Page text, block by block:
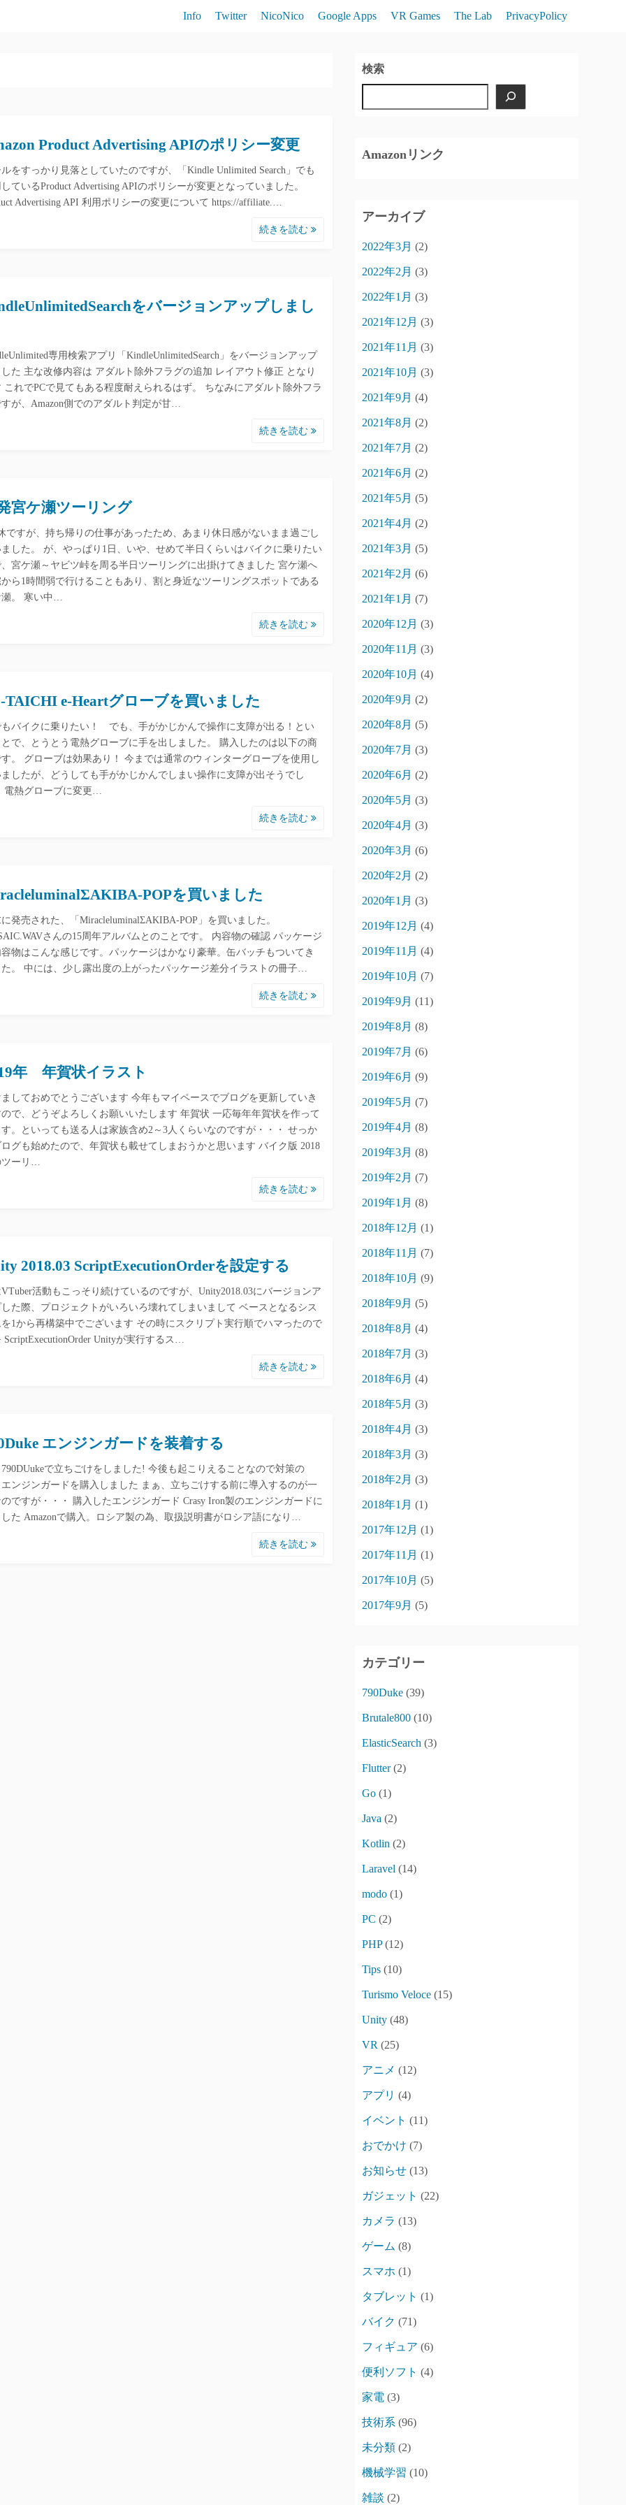
Info Twitter NicoNico Google Apps VR Games The Lab PrivacyPolicy
Product Advertising APIのポリシー変更
をすっかり見落としていたのですが、「Kindle Unlimited Search」でも
ているProduct Advertising APIのポリシーが変更となっていました。
Advertising API 利用ポリシーの変更について https://affiliate.…
続きを読む
をバージョンアップしまし
専用検索アプリ「KindleUnlimitedSearch」をバージョンアップ
た 主な改修内容は アダルト除外フラグの追加 レイアウト修正 となり
これでPCで見てもある程度耐えられるはず。 ちなみにアダルト除外フラ
が、Amazon側でのアダルト判定が甘…
続きを読む
宮ケ瀬ツーリング
ですが、持ち帰りの仕事があったため、あまり休日感がないまま過ごし
した。 が、やっぱり1日、いや、せめて半日くらいはバイクに乗りたい
宮ケ瀬～ヤビツ峠を周る半日ツーリングに出掛けてきました 宮ケ瀬へ
ら1時間弱で行けることもあり、割と身近なツーリングスポットである
瀬。 寒い中…
続きを読む
TAICHI e-Heartグローブを買いました
もバイクに乗りたい！ でも、手がかじかんで操作に支障が出る！とい
で、とうとう電熱グローブに手を出しました。 購入したのは以下の商
。 グローブは効果あり！ 今までは通常のウィンターグローブを使用し
したが、どうしても手がかじかんでしまい操作に支障が出そうでし
電熱グローブに変更…
続きを読む
POPを買いました
発売された、「MiracleluminalΣAKIBA-POP」を買いました。
さんの15周年アルバムとのことです。 内容物の確認 パッケージ
物はこんな感じです。パッケージはかなり豪華。缶バッチもついてき
。 中には、少し露出度の上がったパッケージ差分イラストの冊子…
続きを読む
年 年賀状イラスト
しておめでとうございます 今年もマイペースでブログを更新していき
で、どうぞよろしくお願いいたします 年賀状 一応毎年年賀状を作って
。といっても送る人は家族含め2～3人くらいなのですが・・・ せっか
グも始めたので、年賀状も載せてしまおうかと思います バイク版 2018
ツーリ…
続きを読む
2018.03 ScriptExecutionOrderを設定する
活動もこっそり続けているのですが、Unity2018.03にバージョンア
た際、プロジェクトがいろいろ壊れてしまいまして ベースとなるシス
1から再構築中でございます その時にスクリプト実行順でハマったので
ScriptExecutionOrder Unityが実行するス…
続きを読む
エンジンガードを装着する
で立ちごけをしました! 今後も起こりえることなので対策の
ンジンガードを購入しました まぁ、立ちごけする前に導入するのが一
ですが・・・ 購入したエンジンガード Crasy Iron製のエンジンガードに
た Amazonで購入。ロシア製の為、取扱説明書がロシア語になり…
続きを読む
検索
Amazonリンク
アーカイブ
2022年3月 (2)
2022年2月 (3)
2022年1月 (3)
2021年12月 (3)
2021年11月 (3)
2021年10月 (3)
2021年9月 (4)
2021年8月 (2)
2021年7月 (2)
2021年6月 (2)
2021年5月 (5)
2021年4月 (2)
2021年3月 (5)
2021年2月 (6)
2021年1月 (7)
2020年12月 (3)
2020年11月 (3)
2020年10月 (4)
2020年9月 (2)
2020年8月 (5)
2020年7月 (3)
2020年6月 (2)
2020年5月 (3)
2020年4月 (3)
2020年3月 (6)
2020年2月 (2)
2020年1月 (3)
2019年12月 (4)
2019年11月 (4)
2019年10月 (7)
2019年9月 (11)
2019年8月 (8)
2019年7月 (6)
2019年6月 (9)
2019年5月 (7)
2019年4月 (8)
2019年3月 (8)
2019年2月 (7)
2019年1月 (8)
2018年12月 (1)
2018年11月 (7)
2018年10月 (9)
2018年9月 (5)
2018年8月 (4)
2018年7月 (3)
2018年6月 (4)
2018年5月 (3)
2018年4月 (3)
2018年3月 (3)
2018年2月 (3)
2018年1月 (1)
2017年12月 (1)
2017年11月 (1)
2017年10月 (5)
2017年9月 (5)
カテゴリー
790Duke (39)
Brutale800 (10)
ElasticSearch (3)
Flutter(2)
Go (1)
Java (2)
Kotlin (2)
Laravel (14)
modo (1)
PC (2)
PHP(12)
Tips (10)
Turismo Veloce (15)
Unity (48)
VR (25)
アニメ (12)
アプリ (4)
イベント (11)
おでかけ (7)
お知らせ (13)
ガジェット (22)
カメラ (13)
ゲーム (8)
スマホ (1)
タブレット (1)
バイク (71)
フィギュア (6)
便利ソフト (4)
家電 (3)
技術系 (96)
未分類 (2)
機械学習 (10)
雑談 (2)